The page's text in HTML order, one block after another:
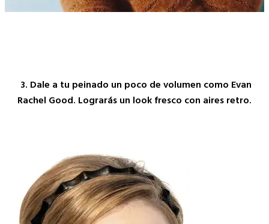
3. Dale a tu peinado un poco de volumen como Evan
Rachel Good. Lograrás un look fresco con aires retro.